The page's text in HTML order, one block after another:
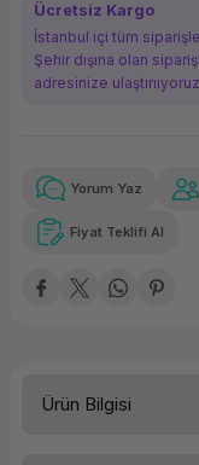
Ücretsiz Kargo
İstanbul içi tüm
Şehir dışına olan
adresinize
Güvenilir Alışveriş
Kolay iade imkanı
Yorum Yaz
Fiyat Teklifi Al
Ürün Bilgisi